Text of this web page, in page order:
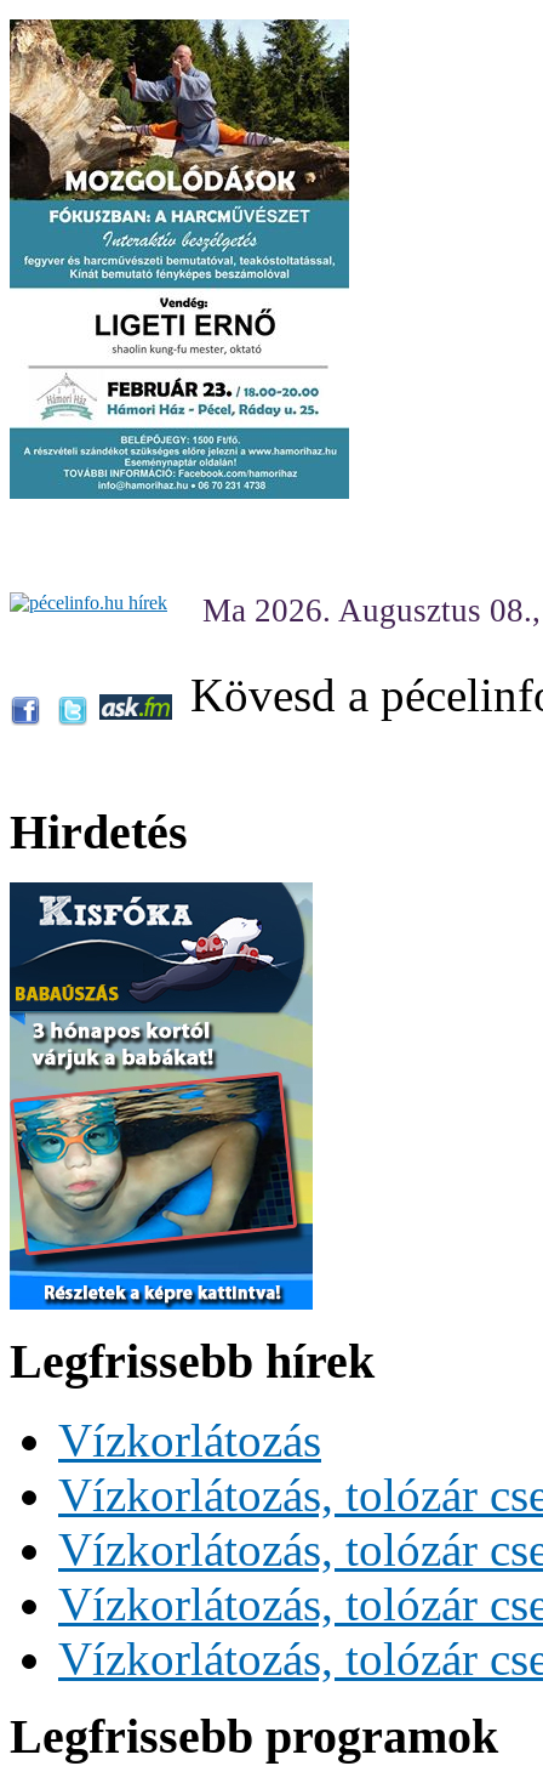
Ma 2026. Augusztus
Kövesd a
Hirdetés
Legfrissebb hírek
Vízkorlátozás
Vízkorlátozás, tolózár
Vízkorlátozás, tolózár
Vízkorlátozás, tolózár
Vízkorlátozás, tolózár
Legfrissebb programok